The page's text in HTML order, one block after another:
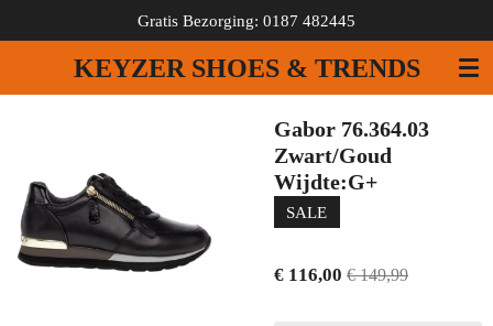
direct
de
KEYZER SHOES & TRENDS
Gratis Bezorging: 0187 482445
Gabor 76.364.03
Zwart/Goud
Wijdte:G+
SALE
€ 116,00 € 149,99